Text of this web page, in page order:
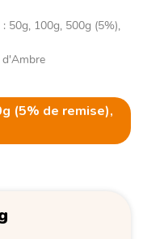
: 50g, 100g, 500g (5%),
d'Ambre
(5% de remise),